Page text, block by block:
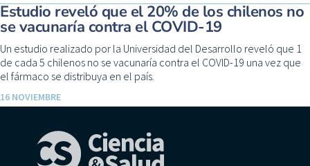
Estudio reveló que el 20% de los chilenos no
se vacunaría contra el COVID-19
Un estudio realizado por la Universidad del Desarrollo reveló que 1
de cada 5 chilenos no se vacunaría contra el COVID-19 una vez que
el fármaco se distribuya en el país.
16 NOVIEMBRE